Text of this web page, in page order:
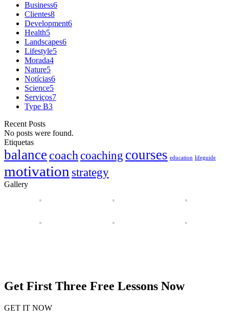
Business6
Clientes8
Development6
Health5
Landscapes6
Lifestyle5
Morada4
Nature5
Notícias6
Science5
Serviços7
Type B3
Recent Posts
No posts were found.
Etiquetas
balance coach coaching courses education lifeguide
motivation strategy
Gallery
Get First Three Free Lessons Now
GET IT NOW